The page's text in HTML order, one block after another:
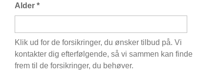
Alder *
Klik ud for de forsikringer, du ønsker tilbud på. Vi
kontakter dig efterfølgende, så vi sammen kan finde
frem til de forsikringer, du behøver.